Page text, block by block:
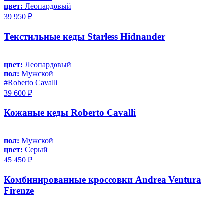
цвет: Леопардовый
39 950 ₽
Текстильные кеды Starless Hidnander
цвет: Леопардовый
пол: Мужской
#Roberto Cavalli
39 600 ₽
Кожаные кеды Roberto Cavalli
пол: Мужской
цвет: Серый
45 450 ₽
Комбинированные кроссовки Andrea Ventura
Firenze